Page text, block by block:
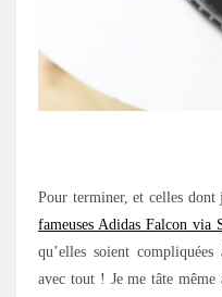
Pour terminer, et celles dont
fameuses Adidas Falcon via
qu’elles soient
avec tout ! Je me tâte